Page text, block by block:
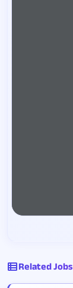
Related Jobs